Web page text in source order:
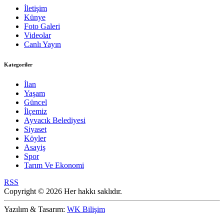
İletişim
Künye
Foto Galeri
Videolar
Canlı Yayın
Kategoriler
İlan
Yaşam
Güncel
İlçemiz
Ayvacık Belediyesi
Siyaset
Köyler
Asayiş
Spor
Tarım Ve Ekonomi
RSS
Copyright © 2026 Her hakkı saklıdır.
Yazılım & Tasarım: WK Bilişim